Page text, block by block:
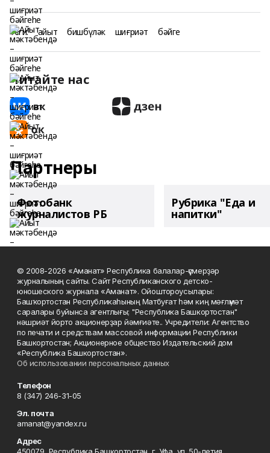
Теги: айыт бишбүләк шиғриәт бәйге
Читайте нас
Партнеры
Фотобанк
журналистов РБ
Рубрика "Еда и
напитки"
© 2008-2026 «Аманат» Республика балалар-үҫмерҙәр
журналының сайты. Сайт Республиканского детско-
юношеского журнала «Аманат». Ойоштороусылары:
Башҡортостан Республикаһының Матбуғат һәм киң мәғлүмәт
саралары буйынса агентлығы; "Республика Башкортостан"
нәшриәт йорто акционерҙар йәмғиәте.. Учредители: Агентство
по печати и средствам массовой информации Республики
Башкортостан; Акционерное общество Издательский дом
«Республика Башкортостан».
Об использовании персональных данных
Телефон
8 (347) 246-31-05
Эл. почта
amanat@yandex.ru
Адрес